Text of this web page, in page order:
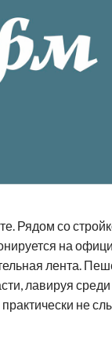
Рядом со
на
лента.
лавируя среди
не